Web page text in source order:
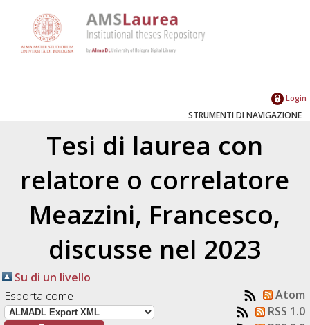
Login
STRUMENTI DI NAVIGAZIONE
Tesi di laurea con
relatore o correlatore
Meazzini, Francesco,
discusse nel 2023
Su di un livello
Esporta come
Atom
RSS 1.0